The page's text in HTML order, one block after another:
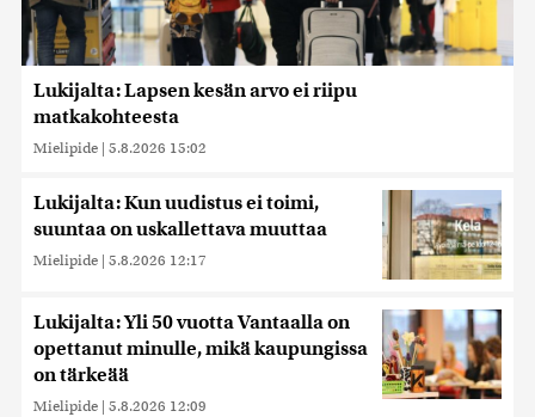
Lukijalta: Lapsen kesän arvo ei riipu
matkakohteesta
Mielipide | 5.8.2026 15:02
Lukijalta: Kun uudistus ei toimi,
suuntaa on uskallettava muuttaa
Mielipide | 5.8.2026 12:17
Lukijalta: Yli 50 vuotta Vantaalla on
opettanut minulle, mikä kaupungissa
on tärkeää
Mielipide | 5.8.2026 12:09